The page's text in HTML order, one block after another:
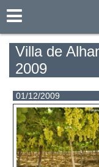
Villa de
2009
01/12/2009